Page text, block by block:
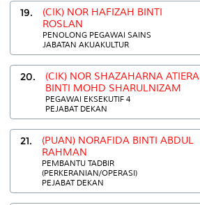
19.
(CIK) NOR HAFIZAH BINTI
ROSLAN
PENOLONG PEGAWAI SAINS
JABATAN AKUAKULTUR
20.
(CIK) NOR SHAZAHARNA ATIERA
BINTI MOHD SHARULNIZAM
PEGAWAI EKSEKUTIF 4
PEJABAT DEKAN
21.
(PUAN) NORAFIDA BINTI ABDUL
RAHMAN
PEMBANTU TADBIR
(PERKERANIAN/OPERASI)
PEJABAT DEKAN